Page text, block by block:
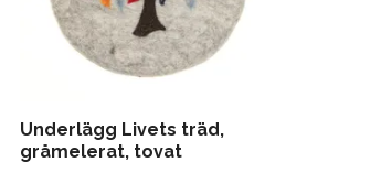
Underlägg Livets träd,
gråmelerat, tovat